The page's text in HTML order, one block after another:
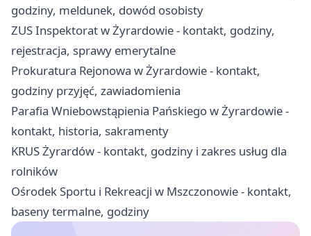
godziny, meldunek, dowód osobisty
ZUS Inspektorat w Żyrardowie - kontakt, godziny,
rejestracja, sprawy emerytalne
Prokuratura Rejonowa w Żyrardowie - kontakt,
godziny przyjęć, zawiadomienia
Parafia Wniebowstąpienia Pańskiego w Żyrardowie -
kontakt, historia, sakramenty
KRUS Żyrardów - kontakt, godziny i zakres usług dla
rolników
Ośrodek Sportu i Rekreacji w Mszczonowie - kontakt,
baseny termalne, godziny